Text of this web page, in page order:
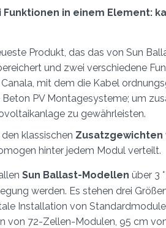
in einem Element:
Produkt, das das von Sun
und zwei verschiedene
mit dem die Kabel
Beton PV Montagesysteme; um
zu gewährleisten.
klassischen Zusatzgewichten
hinter jedem Modul verteilt.
Sun Ballast-Modellen über 3
werden. Es stehen drei
Installation von
von 72-Zellen-Modulen, 95 cm